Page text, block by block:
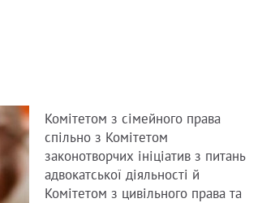
Комітетом з сімейного права
спільно з Комітетом
законотворчих ініціатив з питань
адвокатської діяльності й
Комітетом з цивільного права та